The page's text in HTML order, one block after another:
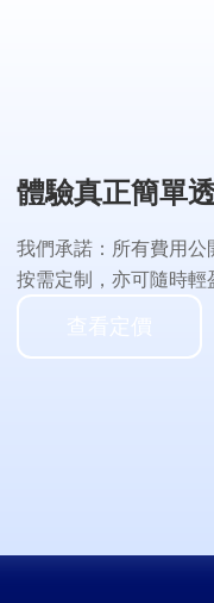
體驗真正簡單
我們承諾：所有費用
按需定制，亦可隨時
查看定價